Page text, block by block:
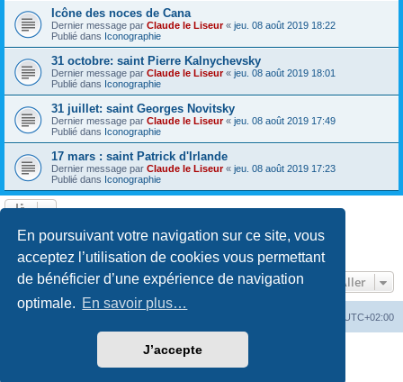
En poursuivant votre navigation sur ce site, vous
acceptez l’utilisation de cookies vous permettant
de bénéficier d’une expérience de navigation
optimale. En savoir plus…
J’accepte
Icône des noces de Cana
Dernier message par Claude le Liseur« jeu. 08 août 2019 18:22
Publié dans Iconographie
31 octobre: saint Pierre Kalnychevsky
Dernier message par Claude le Liseur« jeu. 08 août 2019 18:01
Publié dans Iconographie
31 juillet: saint Georges Novitsky
Dernier message par Claude le Liseur« jeu. 08 août 2019 17:49
Publié dans Iconographie
17 mars : saint Patrick d'Irlande
Dernier message par Claude le Liseur« jeu. 08 août 2019 17:23
Publié dans Iconographie
Page1sur20
3
Aller
UTC+02:00
phpBB® Forum Software © phpBB Limited
©